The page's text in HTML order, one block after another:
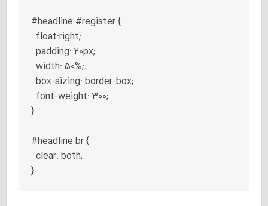
#headline #register {
  float:right;
  padding: 20px;
  width: 50%;
  box-sizing: border-box;
  font-weight: 300;
}
#headline br {
  clear: both;